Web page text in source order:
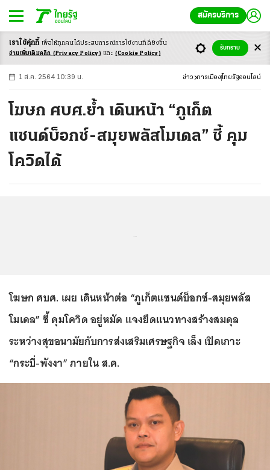
สมัครบริการ
-ก ก ก+
1 ส.ค. 2564 10:39 น. ข่าว การเมือง ไทยรัฐออนไลน์
โฆษก ศบศ.ย้ำ เดินหน้า “ภูเก็ต
แซนด์บ็อกซ์-สมุยพลัสโมเดล” ชี้ คุม
โควิดได้
โฆษก ศบศ. เผย เดินหน้าต่อ “ภูเก็ตแซนด์บ็อกซ์-สมุยพลัส
โมเดล” ชี้ คุมโควิด อยู่หมัด แจงยึดแนวทางสร้างสมดุล
ระหว่างสุขอนามัยกับการส่งเสริมเศรษฐกิจ เล็ง เปิดเกาะ
“กระบี่-พังงา” ภายใน ส.ค.
เราใช้คุ้กกี้ เพื่อให้ทุกคนได้ประสบการณ์การใช้งานที่ดียิ่งขึ้น
อ่านเพิ่มเติมคลิก (Privacy Policy) และ (Cookie Policy)
รับทราบ